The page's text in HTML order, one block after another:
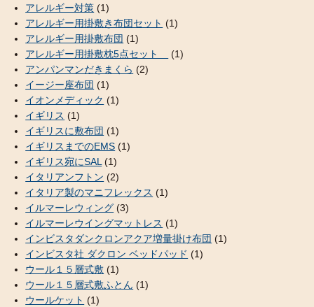
アレルギー対策 (1)
アレルギー用掛敷き布団セット (1)
アレルギー用掛敷布団 (1)
アレルギー用掛敷枕5点セット
(1)
アンパンマンだきまくら (2)
イージー座布団 (1)
イオンメディック (1)
イギリス (1)
イギリスに敷布団 (1)
イギリスまでのEMS (1)
イギリス宛にSAL (1)
イタリアンフトン (2)
イタリア製のマニフレックス (1)
イルマーレウィング (3)
イルマーレウイングマットレス (1)
インビスタダンクロンアクア増量掛け布団 (1)
インビスタ社 ダクロン ベッドパッド (1)
ウール１５層式敷 (1)
ウール１５層式敷ふとん (1)
ウールケット (1)